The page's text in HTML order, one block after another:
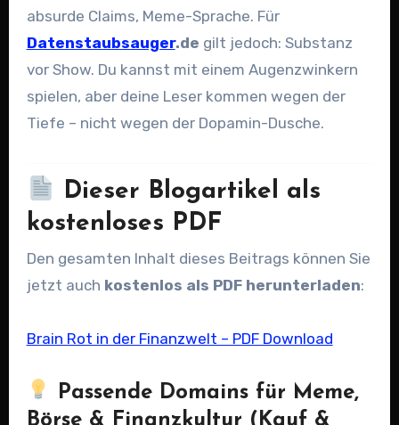
absurde Claims, Meme-Sprache. Für
Datenstaubsauger.de gilt jedoch: Substanz
vor Show. Du kannst mit einem Augenzwinkern
spielen, aber deine Leser kommen wegen der
Tiefe – nicht wegen der Dopamin-Dusche.
Dieser Blogartikel als
kostenloses PDF
Den gesamten Inhalt dieses Beitrags können Sie
jetzt auch kostenlos als PDF herunterladen:
Brain Rot in der Finanzwelt – PDF Download
Passende Domains für Meme,
Börse & Finanzkultur (Kauf &